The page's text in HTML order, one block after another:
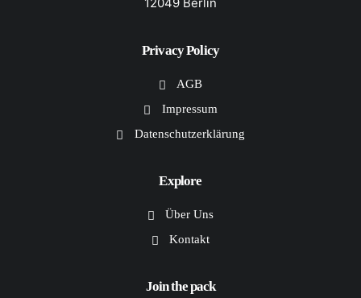
Privacy Policy
AGB
Impressum
Datenschutzerklärung
Explore
Über Uns
Kontakt
Join the pack